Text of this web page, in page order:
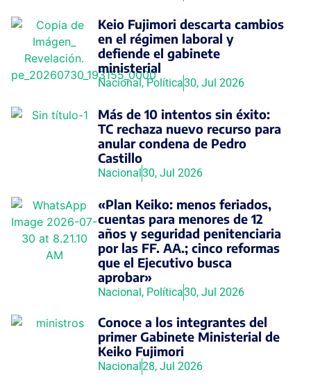
Keio Fujimori descarta cambios
en el régimen laboral y
defiende el gabinete
ministerial
Nacional,Política30, Jul 2026
Más de 10 intentos sin éxito:
TC rechaza nuevo recurso para
anular condena de Pedro
Castillo
Nacional30, Jul 2026
«Plan Keiko: menos feriados,
cuentas para menores de 12
años y seguridad penitenciaria
por las FF. AA.; cinco reformas
que el Ejecutivo busca
aprobar»
Nacional, Política30, Jul 2026
Conoce a los integrantes del
primer Gabinete Ministerial de
Keiko Fujimori
Nacional28, Jul 2026